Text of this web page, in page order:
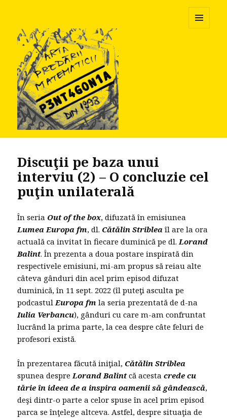
Discuţii pe baza unui
interviu (2) – O concluzie cel
puţin unilaterală
În seria Out of the box, difuzată în emisiunea
Lumea Europa fm, dl. Cătălin Striblea îl are la ora
actuală ca invitat în fiecare duminică pe dl.Lorand
Balint. În prezenta a doua postare inspirată din
respectivele emisiuni, mi-am propus să reiau alte
câteva gânduri din acel prim episod difuzat
duminică, în 11 sept. 2022 (îl puteţi asculta pe
podcastulEuropa fm la seria prezentată de d-na
Iulia Verbancu), gânduri cu care m-am confruntat
lucrând la prima parte, la cea despre câte feluri de
profesori există.
În prezentarea făcută iniţial, Cătălin Striblea
spunea despreLorand Balintcă acestacrede cu
tărie în ideea de a inspira oamenii să gândească,
deşi dintr-o parte a celor spuse în acel prim episod
parca se înţelege altceva. Astfel, despre situaţia de